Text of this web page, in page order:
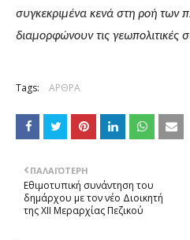
συγκεκριμένα κενά στη ροή των
διαμορφώνουν τις γεωπολιτικές
Tags: ΑΡΘΡΑ
ΠΑΛΑΙΌΤΕΡΗ
Εθιμοτυπική συνάντηση του
δημάρχου με τον νέο Διοικητή
της ΧΙΙ Μεραρχίας Πεζικού